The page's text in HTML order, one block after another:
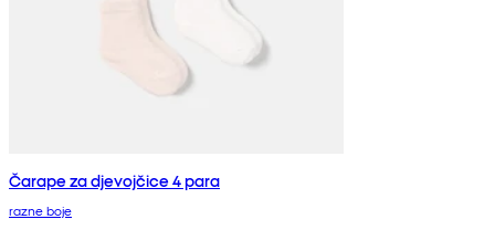
Čarape za djevojčice 4 para
razne boje